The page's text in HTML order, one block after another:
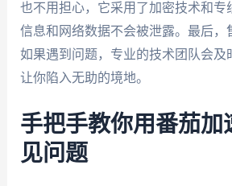
也不用担心，它采用了加密技术和专
信息和网络数据不会被泄露。最后
如果遇到问题，专业的技术团队会及
让你陷入无助的境地。
手把手教你用番茄加
见问题